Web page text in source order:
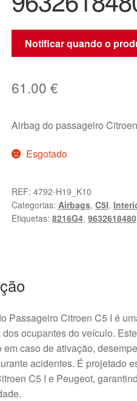
Notificar quando o
61.00 €
Airbag do passageiro
Esgotado
REF: 4792-H19_K10
Categorias: Airbags, C5I,
Etiquetas: 8216G4, 9632618480
Passageiro Citroen C5 I é
ocupantes do veículo.
em caso de ativação,
acidentes. É projetado
C5 I e Peugeot,